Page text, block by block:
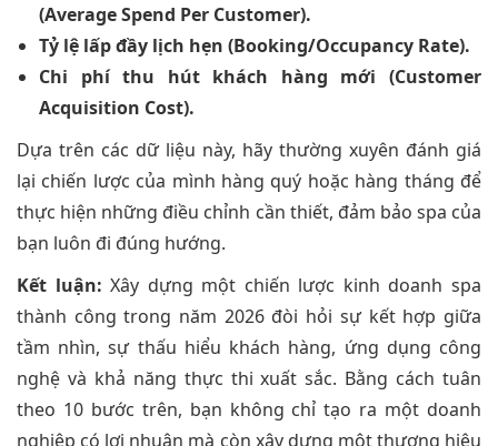
(Average Spend Per Customer).
Tỷ lệ lấp đầy lịch hẹn (Booking/Occupancy Rate).
Chi phí thu hút khách hàng mới (Customer
Acquisition Cost).
Dựa trên các dữ liệu này, hãy thường xuyên đánh giá
lại chiến lược của mình hàng quý hoặc hàng tháng để
thực hiện những điều chỉnh cần thiết, đảm bảo spa của
bạn luôn đi đúng hướng.
Kết luận: Xây dựng một chiến lược kinh doanh spa
thành công trong năm 2026 đòi hỏi sự kết hợp giữa
tầm nhìn, sự thấu hiểu khách hàng, ứng dụng công
nghệ và khả năng thực thi xuất sắc. Bằng cách tuân
theo 10 bước trên, bạn không chỉ tạo ra một doanh
nghiệp có lợi nhuận mà còn xây dựng một thương hiệu